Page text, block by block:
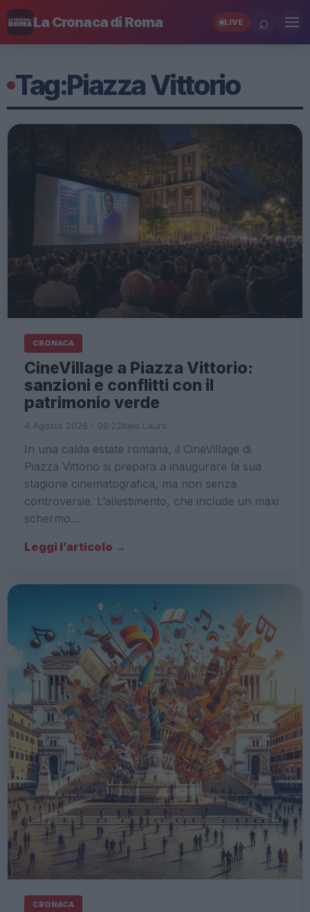
La Cronaca di Roma LIVE ⌕
Tag:Piazza Vittorio
CRONACA
CineVillage a Piazza Vittorio:
sanzioni e conflitti con il
patrimonio verde
4 Agosto 2026 - 08:22Italo Lauro
In una calda estate romana, il CineVillage di
Piazza Vittorio si prepara a inaugurare la sua
stagione cinematografica, ma non senza
controversie. L’allestimento, che include un maxi
schermo…
Leggi l’articolo →
CRONACA